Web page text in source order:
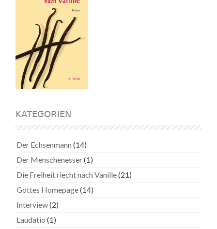
KATEGORIEN
Der Echsenmann (14)
Der Menschenesser(1)
Die Freiheit riecht nach Vanille(21)
Gottes Homepage(14)
Interview(2)
Laudatio (1)